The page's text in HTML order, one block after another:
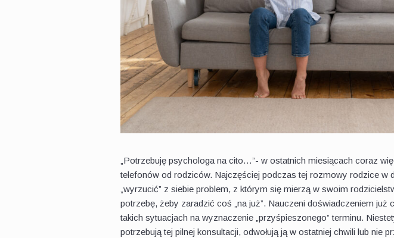
„Potrzebuję psychologa na cito…”- w ostatnich miesiącach coraz
telefonów od rodziców. Najczęściej podczas tej rozmowy rodzice w
„wyrzucić” z siebie problem, z którym się mierzą w swoim
potrzebę, żeby zaradzić coś „na już”. Nauczeni doświadczeniem już
takich sytuacjach na wyznaczenie „przyśpieszonego” terminu.
potrzebują tej pilnej konsultacji, odwołują ją w ostatniej chwili lub nie